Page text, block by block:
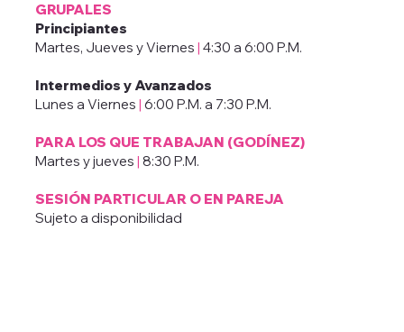
GRUPALES
Principiantes
Martes, Jueves y Viernes| 4:30 a 6:00 P.M.
Intermedios у Avanzados
Lunes a Viernes| 6:00 P.M. a 7:30 P.M.
PARA LOS QUE TRABAJAN (GODÍNEZ)
Martes y jueves| 8:30 P.M.
SESIÓN PARTICULAR O EN PAREJA
Sujeto a disponibilidad